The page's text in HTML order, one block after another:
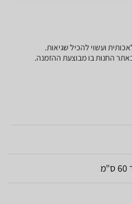
ועשוי להכיל שגיאות.
החנות בו מבוצעת ההזמנה.